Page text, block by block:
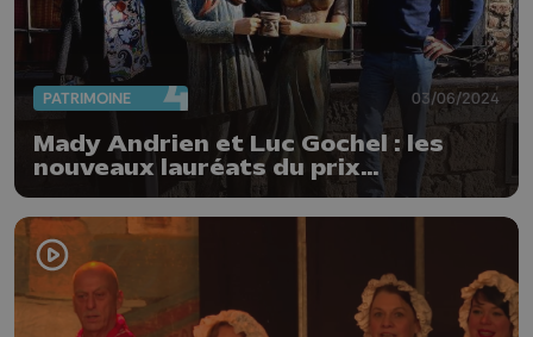
PATRIMOINE 03/06/2024
Mady Andrien et Luc Gochel : les
nouveaux lauréats du prix
Tchantchès et Nanesse